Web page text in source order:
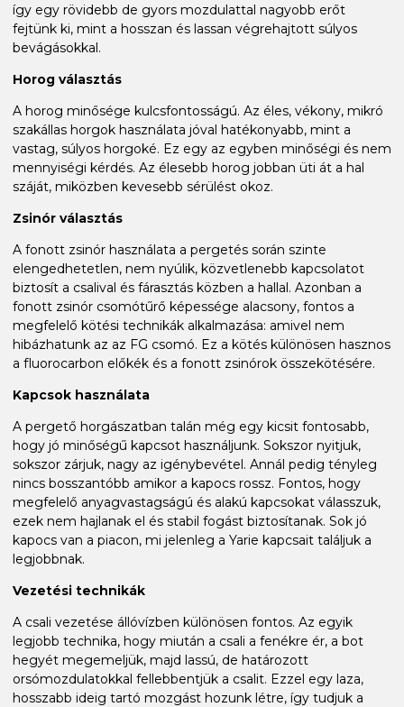
így egy rövidebb de gyors mozdulattal nagyobb erőt
fejtünk ki, mint a hosszan és lassan végrehajtott súlyos
bevágásokkal.
Horog választás
A horog minősége kulcsfontosságú. Az éles, vékony, mikró
szakállas horgok használata jóval hatékonyabb, mint a
vastag, súlyos horgoké. Ez egy az egyben minőségi és nem
mennyiségi kérdés. Az élesebb horog jobban üti át a hal
száját, miközben kevesebb sérülést okoz.
Zsinór választás
A fonott zsinór használata a pergetés során szinte
elengedhetetlen, nem nyúlik, közvetlenebb kapcsolatot
biztosít a csalival és fárasztás közben a hallal. Azonban a
fonott zsinór csomótűrő képessége alacsony, fontos a
megfelelő kötési technikák alkalmazása: amivel nem
hibázhatunk az az FG csomó. Ez a kötés különösen hasznos
a fluorocarbon előkék és a fonott zsinórok összekötésére.
Kapcsok használata
A pergető horgászatban talán még egy kicsit fontosabb,
hogy jó minőségű kapcsot használjunk. Sokszor nyitjuk,
sokszor zárjuk, nagy az igénybevétel. Annál pedig tényleg
nincs bosszantóbb amikor a kapocs rossz. Fontos, hogy
megfelelő anyagvastagságú és alakú kapcsokat válasszuk,
ezek nem hajlanak el és stabil fogást biztosítanak. Sok jó
kapocs van a piacon, mi jelenleg a Yarie kapcsait találjuk a
legjobbnak.
Vezetési technikák
A csali vezetése állóvízben különösen fontos. Az egyik
legjobb technika, hogy miután a csali a fenékre ér, a bot
hegyét megemeljük, majd lassú, de határozott
orsómozdulatokkal fellebbentjük a csalit. Ezzel egy laza,
hosszabb ideig tartó mozgást hozunk létre, így tudjuk a